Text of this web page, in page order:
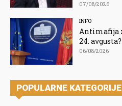
07/08/2026
INFO
Antimafija
24. avgusta?
06/08/2026
POPULARNE KATEGORIJE